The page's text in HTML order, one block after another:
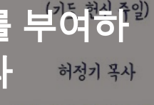
부여하